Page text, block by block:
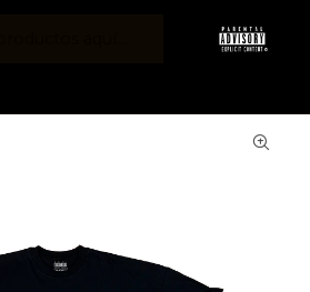
Advisory® Special Dr Dre